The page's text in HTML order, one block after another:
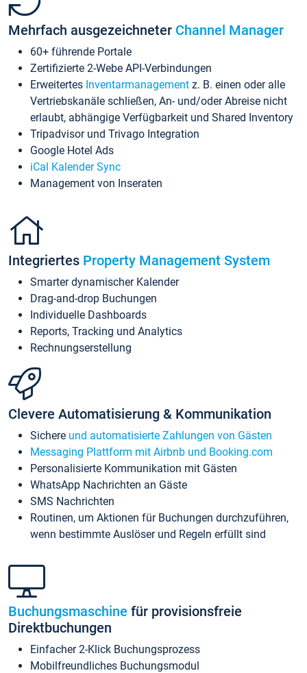
Mehrfach ausgezeichneter Channel Manager
60+ führende Portale
Zertifizierte 2-Webe API-Verbindungen
Erweitertes Inventarmanagement z. B. einen oder alle
Vertriebskanäle schließen, An- und/oder Abreise nicht
erlaubt, abhängige Verfügbarkeit und Shared Inventory
Tripadvisor und Trivago Integration
Google Hotel Ads
iCal Kalender Sync
Management von Inseraten
Integriertes Property Management System
Smarter dynamischer Kalender
Drag-and-drop Buchungen
Individuelle Dashboards
Reports, Tracking und Analytics
Rechnungserstellung
Clevere Automatisierung & Kommunikation
Sichere und automatisierte Zahlungen von Gästen
Messaging Plattform mit Airbnb und Booking.com
Personalisierte Kommunikation mit Gästen
WhatsApp Nachrichten an Gäste
SMS Nachrichten
Routinen, um Aktionen für Buchungen durchzuführen,
wenn bestimmte Auslöser und Regeln erfüllt sind
Buchungsmaschine für provisionsfreie
Direktbuchungen
Einfacher 2-Klick Buchungsprozess
Mobilfreundliches Buchungsmodul